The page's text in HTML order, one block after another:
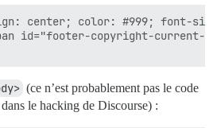
center; color: #999; font-
id="footer-copyright-current-
(ce n’est probablement pas le code
le hacking de Discourse) :